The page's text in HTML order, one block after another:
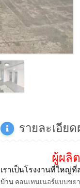
รายละเอี
ผู้ผลิ
เราเป็นโรงงานที่ใหญ่
บ้าน คอนเทนเนอร์แบบขย